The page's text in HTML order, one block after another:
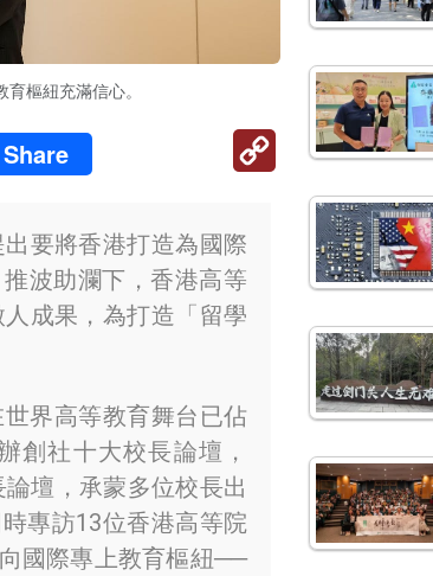
樞紐充滿信心。
Share
Link
要將香港打造為國際
波助瀾下，香港高等
成果，為打造「留學
界高等教育舞台已佔
創社十大校長論壇，
壇，承蒙多位校長出
專訪13位香港高等院
國際專上教育樞紐──